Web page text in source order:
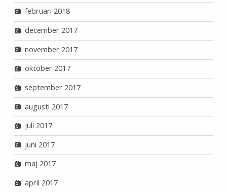
februari 2018
december 2017
november 2017
oktober 2017
september 2017
augusti 2017
juli 2017
juni 2017
maj 2017
april 2017